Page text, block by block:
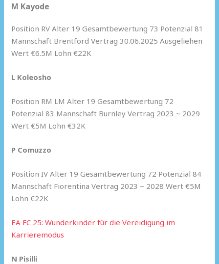
M Kayode
Position RV Alter 19 Gesamtbewertung 73 Potenzial 81
Mannschaft Brentford Vertrag 30.06.2025 Ausgeliehen
Wert €6.5M Lohn €22K
L Koleosho
Position RM LM Alter 19 Gesamtbewertung 72
Potenzial 83 Mannschaft Burnley Vertrag 2023 ~ 2029
Wert €5M Lohn €32K
P Comuzzo
Position IV Alter 19 Gesamtbewertung 72 Potenzial 84
Mannschaft Fiorentina Vertrag 2023 ~ 2028 Wert €5M
Lohn €22K
EA FC 25: Wunderkinder für die Vereidigung im
Karrieremodus
N Pisilli